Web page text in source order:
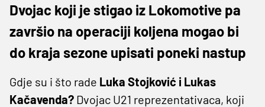
Dvojac koji je stigao iz Lokomotive pa
završio na operaciji koljena mogao bi
do kraja sezone upisati poneki nastup
Gdje su i što rade Luka Stojković i Lukas
Kačavenda? Dvojac U21 reprezentativaca, koji